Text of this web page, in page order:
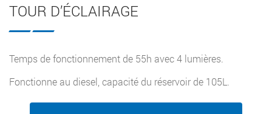
TOUR D’ÉCLAIRAGE
Temps de fonctionnement de 55h avec 4 lumières.
Fonctionne au diesel, capacité du réservoir de 105L.